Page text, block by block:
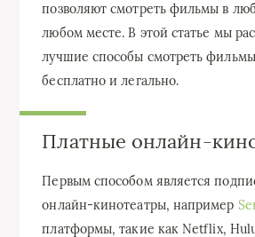
позволяют смотреть фильмы в
любом месте. В этой статье мы
лучшие способы смотреть
бесплатно и легально.
Платные онлайн-
Первым способом является
онлайн-кинотеатры, например
платформы, такие как Netflix,